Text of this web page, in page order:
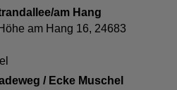
am Hang
am Hang 16, 24683
/ Ecke Muschel